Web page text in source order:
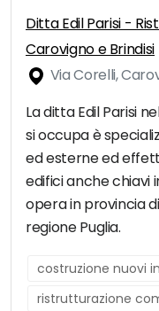
Ditta Edil Parisi -
Carovigno e Brindisi
Via Corelli,
La ditta Edil Parisi
si occupa è
ed esterne ed
edifici anche chiavi
opera in provincia
regione Puglia.
costruzione nuovi
ristrutturazione